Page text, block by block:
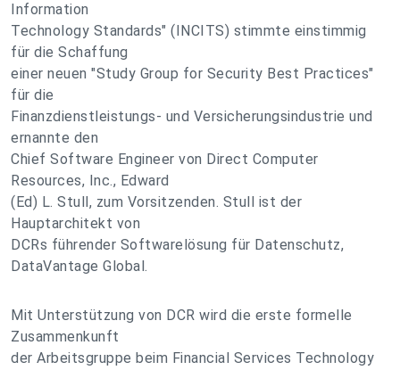
Information
Technology Standards" (INCITS) stimmte einstimmig
für die Schaffung
einer neuen "Study Group for Security Best Practices"
für die
Finanzdienstleistungs- und Versicherungsindustrie und
ernannte den
Chief Software Engineer von Direct Computer
Resources, Inc., Edward
(Ed) L. Stull, zum Vorsitzenden. Stull ist der
Hauptarchitekt von
DCRs führender Softwarelösung für Datenschutz,
DataVantage Global.
Mit Unterstützung von DCR wird die erste formelle
Zusammenkunft
der Arbeitsgruppe beim Financial Services Technology